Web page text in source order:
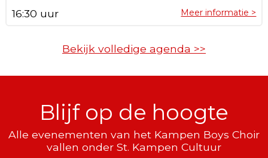
Meer informatie >
16:30 uur
Bekijk volledige agenda >>
Blijf op de hoogte
Alle evenementen van het Kampen Boys Choir
vallen onder St. Kampen Cultuur